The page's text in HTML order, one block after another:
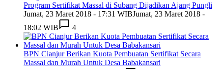
Program Sertifikat Massal di Subang Dijadikan Ajang Pungli
Jumat, 23 Maret 2018 - 17:31 WIBJumat, 23 Maret 2018 -
18:02 WIB
4
BPN Cianjur Berikan Kuota Pembuatan Sertifikat Secara
Massal dan Murah Untuk Desa Babakansari